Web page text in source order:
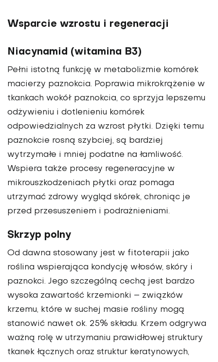
Wsparcie wzrostu i regeneracji
Niacynamid (witamina B3)
Pełni istotną funkcję w metabolizmie komórek
macierzy paznokcia. Poprawia mikrokrążenie w
tkankach wokół paznokcia, co sprzyja lepszemu
odżywieniu i dotlenieniu komórek
odpowiedzialnych za wzrost płytki. Dzięki temu
paznokcie rosną szybciej, są bardziej
wytrzymałe i mniej podatne na łamliwość.
Wspiera także procesy regeneracyjne w
mikrouszkodzeniach płytki oraz pomaga
utrzymać zdrowy wygląd skórek, chroniąc je
przed przesuszeniem i podrażnieniami.
Skrzyp polny
Od dawna stosowany jest w fitoterapii jako
roślina wspierająca kondycję włosów, skóry i
paznokci. Jego szczególną cechą jest bardzo
wysoka zawartość krzemionki – związków
krzemu, które w suchej masie rośliny mogą
stanowić nawet ok. 25% składu. Krzem odgrywa
ważną rolę w utrzymaniu prawidłowej struktury
tkanek łącznych oraz struktur keratynowych,